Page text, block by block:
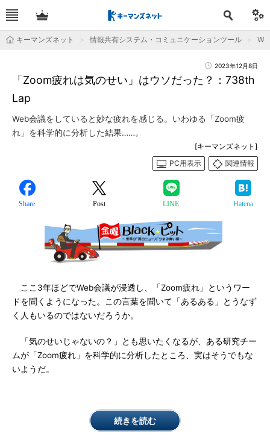
キーマンズネット 情報共有システム・コミュニケーションツール
2023年12月8日
「Zoom疲れは気のせい」はウソだった？：738th
Lap
Web会議をしていると妙な疲れを感じる。いわゆる「Zoom疲
れ」を科学的に分析した結果……。
[キーマンズネット]
PC用表示
関連情報
Share Post LINE Hatena
ここ3年ほどでWeb会議が浸透し、「Zoom疲れ」というワー
ドを聞くようになった。この言葉を聞いて「あるある」とうなず
く人もいるのではないだろうか。
「気のせいじゃないの？」とも思いたくなるが、ある研究チー
ムが「Zoom疲れ」を科学的に分析したところ、実はそうでもな
いようだ。
続きを読む